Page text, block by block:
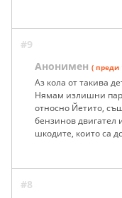
#9
Анонимен ( преди
Аз кола от такива
Нямам излишни
относно Йетито,
бензинов двигател
шкодите, които са
#8